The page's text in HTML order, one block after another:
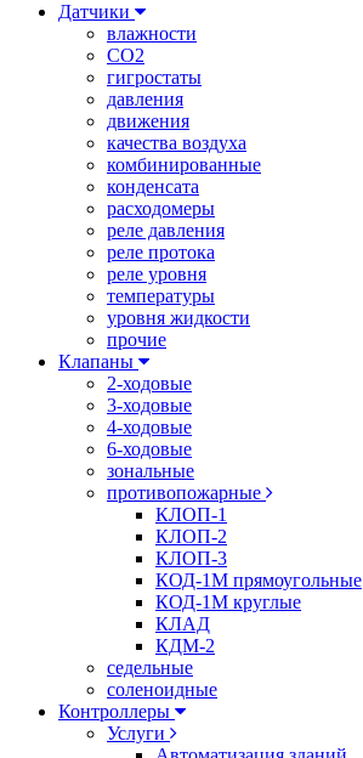
Датчики
влажности
CO2
гигростаты
давления
движения
качества воздуха
комбинированные
конденсата
расходомеры
реле давления
реле протока
реле уровня
температуры
уровня жидкости
прочие
Клапаны
2-ходовые
3-ходовые
4-ходовые
6-ходовые
зональные
противопожарные
КЛОП-1
КЛОП-2
КЛОП-3
КОД-1М прямоугольные
КОД-1М круглые
КЛАД
КДМ-2
седельные
соленоидные
Контроллеры
Услуги